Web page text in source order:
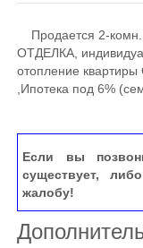
Продается 2-комн.
ОТДЕЛКА,
отопление
,Ипотека под 6%
Если вы
существует,
жалобу!